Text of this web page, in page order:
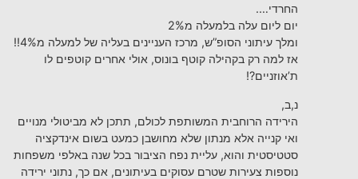
החרדי….
יום ליום עלה בלמעלה מ2%
ומלך עיתוני הסופ”ש, מרכז העניינים בעליה של למעלה מ4%!!
אז למה רק בקהילה קוטף בונוס, אולי אחרים קוטפים לו
ת’אוזניים?!
הירידה הרוחבית המשותפת לכולם, תתכן לא מביטולי מנויים
ואי קנייה אלא מנתון שלא מחושבן כמעט בשום אינדקציה
סטטיסטית והוא, עליית נפח הציבור בכל שנה באלפי משפחות
נוספות צעירות שטרם עסוקים בעיתונים, אם כך, נתוני ירידה